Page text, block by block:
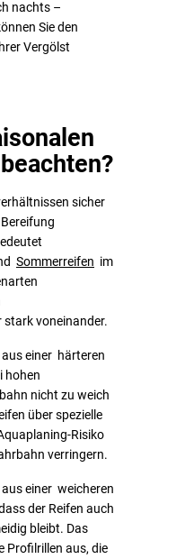
nachts –
Sie den
Vergölst
sicher
Sommerreifen im
stark voneinander.
einer härteren
hohen
nicht zu weich
über spezielle
Risiko
verringern.
einer weicheren
der Reifen auch
bleibt. Das
Profilrillen aus, die